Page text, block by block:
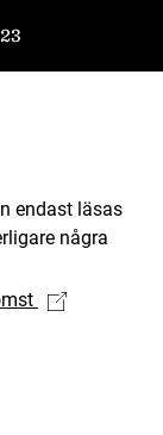
endast läsas
några